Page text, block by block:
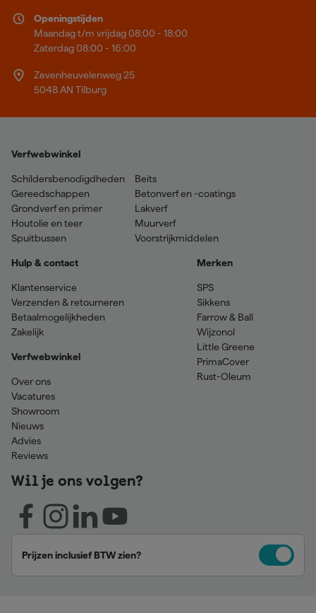
Openingstijden
Maandag t/m vrijdag 08:00 - 18:00
Zaterdag 08:00 - 16:00
Zevenheuvelenweg 25
5048 AN Tilburg
Verfwebwinkel
Schildersbenodigdheden
Gereedschappen
Grondverf en primer
Houtolie en teer
Spuitbussen
Beits
Betonverf en -coatings
Lakverf
Muurverf
Voorstrijkmiddelen
Hulp & contact
Klantenservice
Verzenden & retourneren
Betaalmogelijkheden
Zakelijk
Verfwebwinkel
Over ons
Vacatures
Showroom
Nieuws
Advies
Reviews
Merken
SPS
Sikkens
Farrow & Ball
Wijzonol
Little Greene
PrimaCover
Rust-Oleum
Wil je ons volgen?
Prijzen inclusief BTW zien?